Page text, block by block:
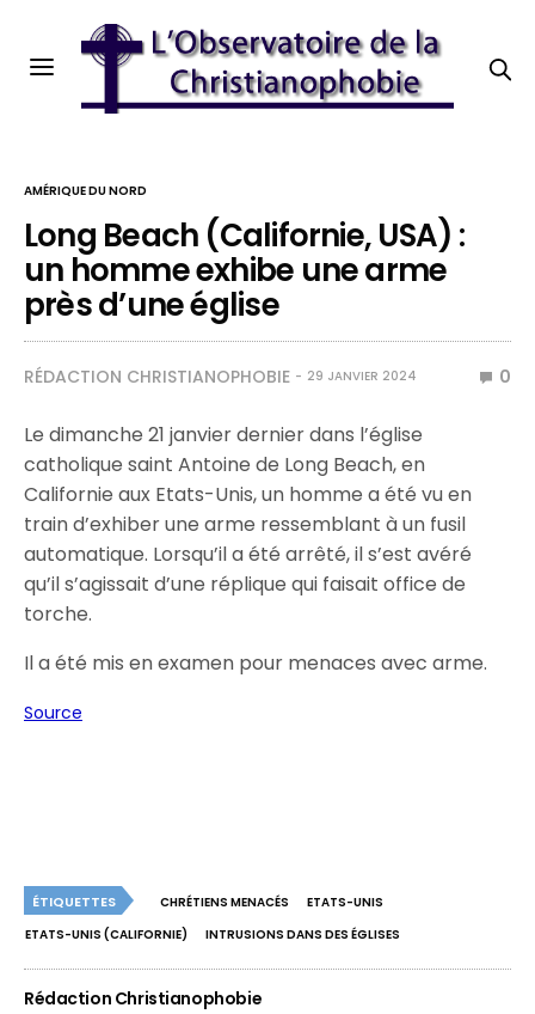
AMÉRIQUE DU NORD
Long Beach (Californie, USA) :
un homme exhibe une arme
près d’une église
RÉDACTION CHRISTIANOPHOBIE 29 JANVIER 2024 0
Le dimanche 21 janvier dernier dans l’église
catholique saint Antoine de Long Beach, en
Californie aux Etats-Unis, un homme a été vu en
train d’exhiber une arme ressemblant à un fusil
automatique. Lorsqu’il a été arrêté, il s’est avéré
qu’il s’agissait d’une réplique qui faisait office de
torche.
Il a été mis en examen pour menaces avec arme.
Source
ÉTIQUETTES CHRÉTIENS MENACÉS
ETATS-UNIS
ETATS-UNIS (CALIFORNIE)
INTRUSIONS DANS DES ÉGLISES
Rédaction Christianophobie